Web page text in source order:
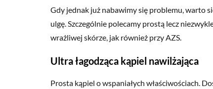
Gdy jednak już nabawimy się problemu, warto
ulgę. Szczególnie polecamy prostą lecz
wrażliwej skórze, jak również przy AZS.
Ultra łagodząca kąpiel nawilżająca
Prosta kąpiel o wspaniałych właściwościach.